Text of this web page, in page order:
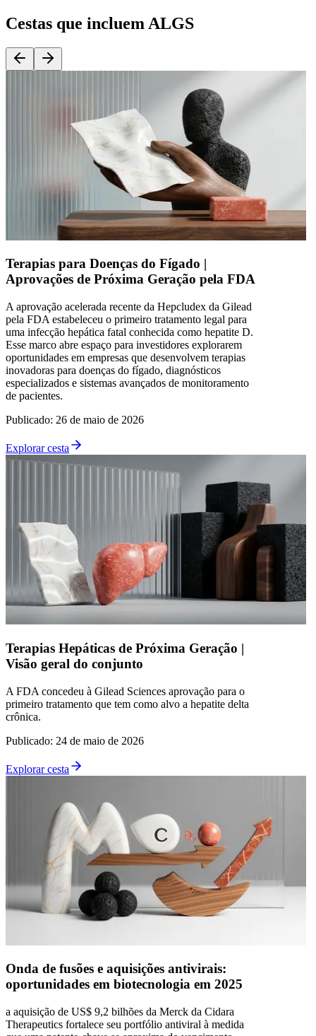
Cestas que incluem ALGS
Terapias para Doenças do Fígado |
Aprovações de Próxima Geração pela FDA
A aprovação acelerada recente da Hepcludex da Gilead
pela FDA estabeleceu o primeiro tratamento legal para
uma infecção hepática fatal conhecida como hepatite D.
Esse marco abre espaço para investidores explorarem
oportunidades em empresas que desenvolvem terapias
inovadoras para doenças do fígado, diagnósticos
especializados e sistemas avançados de monitoramento
de pacientes.
Publicado: 26 de maio de 2026
Explorar cesta
Terapias Hepáticas de Próxima Geração |
Visão geral do conjunto
A FDA concedeu à Gilead Sciences aprovação para o
primeiro tratamento que tem como alvo a hepatite delta
crônica.
Publicado: 24 de maio de 2026
Explorar cesta
Onda de fusões e aquisições antivirais:
oportunidades em biotecnologia em 2025
a aquisição de US$ 9,2 bilhões da Merck da Cidara
Therapeutics fortalece seu portfólio antiviral à medida